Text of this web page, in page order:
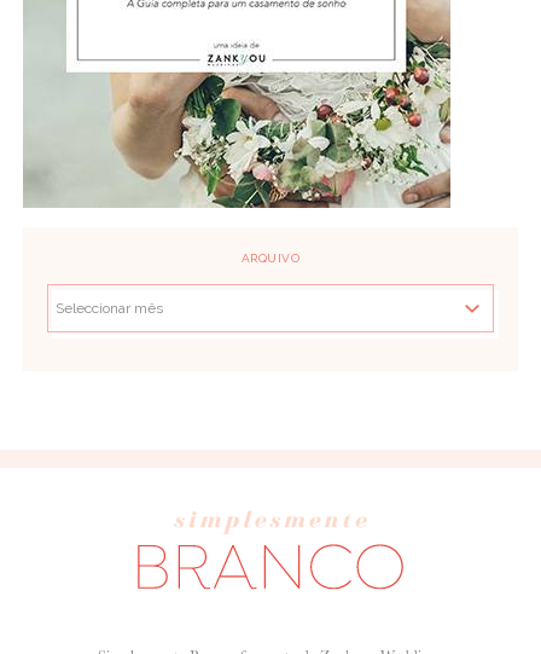
ARQUIVO